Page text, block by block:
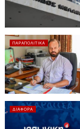
ΠΑΡΑΠΟΛΙΤΙΚΆ
ΔΙΆΦΟΡΑ